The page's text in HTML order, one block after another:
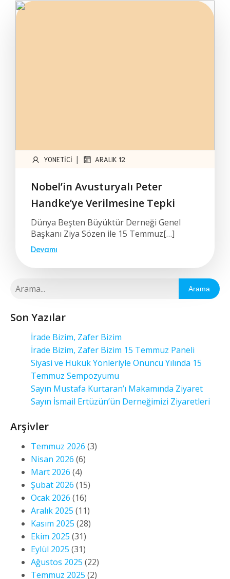
YONETICI | ARALIK 12
Nobel’in Avusturyalı Peter
Handke’ye Verilmesine Tepki
Dünya Beşten Büyüktür Derneği Genel
Başkanı Ziya Sözen ile 15 Temmuz[…]
Devamı
Arama
Son Yazılar
İrade Bizim, Zafer Bizim
İrade Bizim, Zafer Bizim 15 Temmuz Paneli
Siyasi ve Hukuk Yönleriyle Onuncu Yılında 15
Temmuz Sempozyumu
Sayın Mustafa Kurtaran’ı Makamında Ziyaret
Sayın İsmail Ertüzün’ün Derneğimizi Ziyaretleri
Arşivler
Temmuz 2026 (3)
Nisan 2026 (6)
Mart 2026 (4)
Şubat 2026 (15)
Ocak 2026 (16)
Aralık 2025 (11)
Kasım 2025 (28)
Ekim 2025 (31)
Eylül 2025 (31)
Ağustos 2025 (22)
Temmuz 2025 (2)